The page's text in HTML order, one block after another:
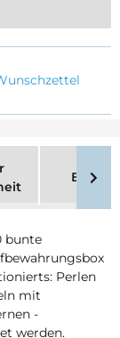
bunte
Perlen
mit
-
werden.